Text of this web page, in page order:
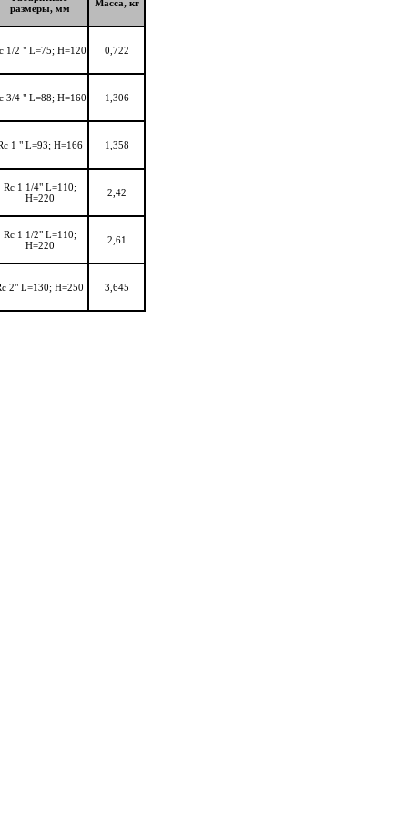
размеры, мм
Масса, кг
1/2 " L=75; H=120 0,722
3/4 " L=88; H=160 1,306
1 " L=93; H=166 1,358
Rс 1 1/4" L=110;
H=220
2,42
Rс 1 1/2" L=110;
H=220
2,61
2" L=130; H=250 3,645